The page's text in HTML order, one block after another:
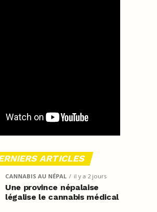
ARTICLES
CANNABIS AU NÉPAL il y a 2 jours
Une province népalaise
légalise le cannabis médical